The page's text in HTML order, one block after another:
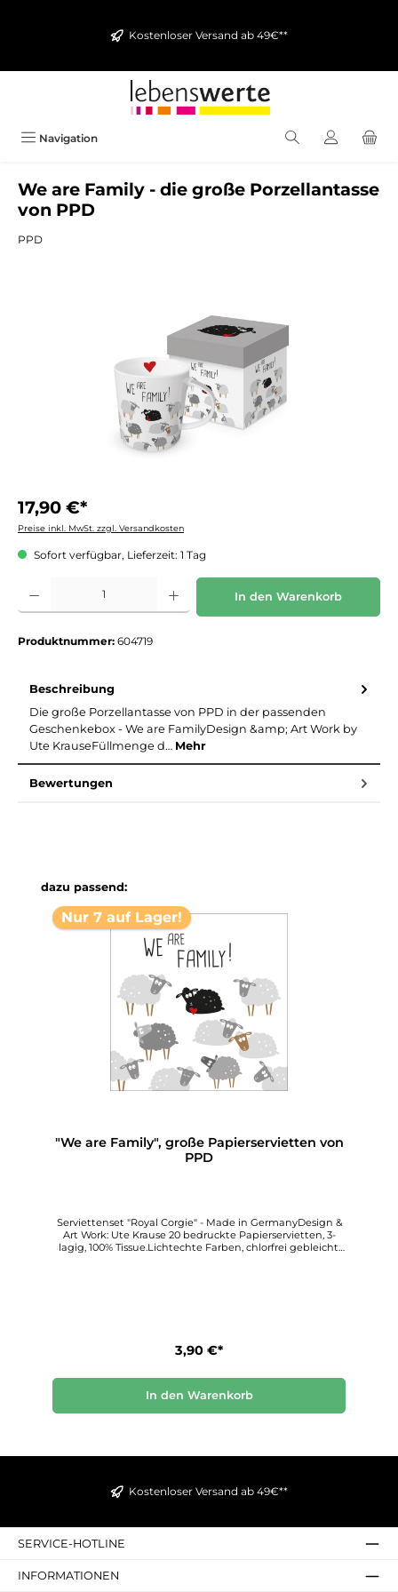
Kostenloser Versand ab 49€**
Navigation
We are Family - die große Porzellantasse
von PPD
PPD
17,90 €*
Preise inkl. MwSt. zzgl. Versandkosten
Sofort verfügbar, Lieferzeit: 1 Tag
Produkt Anzahl: Gib den gewünschten Wert ein oder benutze die Schaltflächen um
In den Warenkorb
Produktnummer: 604719
Beschreibung
Die große Porzellantasse von PPD in der passenden
Geschenkebox - We are FamilyDesign &amp; Art Work by
Ute KrauseFüllmenge d… Mehr
Bewertungen
Produktgalerie überspringen
dazu passend:
Nur 7 auf Lager!
"We are Family", große Papierservietten von
PPD
Serviettenset "Royal Corgie" - Made in GermanyDesign &
Art Work: Ute Krause 20 bedruckte Papierservietten, 3-
lagig, 100% Tissue.Lichtechte Farben, chlorfrei gebleicht.
3,90 €*
In den Warenkorb
Kostenloser Versand ab 49€**
SERVICE-HOTLINE
INFORMATIONEN